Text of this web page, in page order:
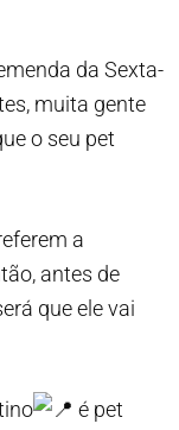
da Sexta-
muita gente
o seu pet
a
antes de
que ele vai
é pet